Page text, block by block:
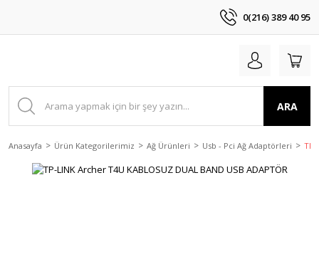
0(216) 389 40 95
ARA
Anasayfa Ürün Kategorilerimiz Ağ Ürünleri Usb - Pci Ağ Adaptörleri TP-